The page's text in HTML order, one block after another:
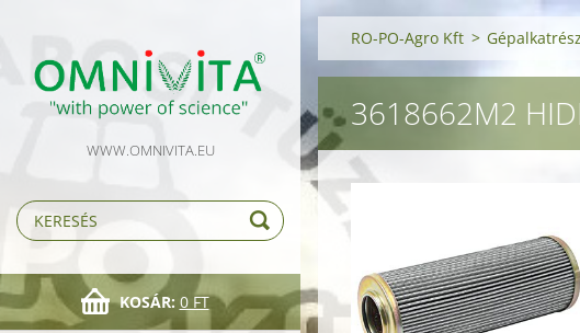
WWW.OMNIVITA.EU
KOSÁR: 0 FT
RO-PO-Agro Kft > Gépalkatrész
3618662M2